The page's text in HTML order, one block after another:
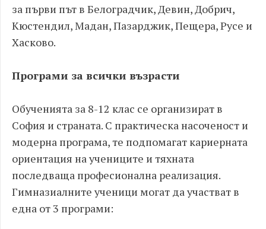
за първи път в Белоградчик, Девин, Добрич,
Кюстендил, Мадан, Пазарджик, Пещера, Русе и
Хасково.
Програми за всички възрасти
Обученията за 8-12 клас се организират в
София и страната. С практическа насоченост и
модерна програма, те подпомагат кариерната
ориентация на учениците и тяхната
последваща професионална реализация.
Гимназиалните ученици могат да участват в
една от 3 програми: